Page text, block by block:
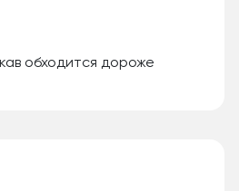
обходится дороже